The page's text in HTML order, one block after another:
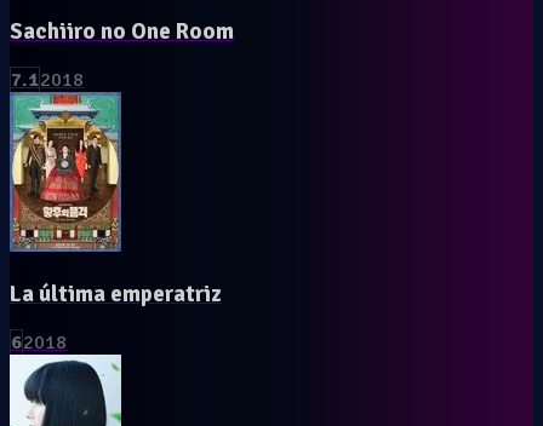
Sachiiro no One Room
7.12018
La última emperatriz
62018